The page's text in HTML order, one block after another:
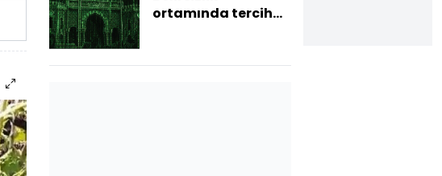
ortamında tercih